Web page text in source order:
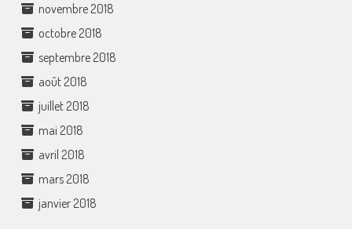
novembre 2018
octobre 2018
septembre 2018
août 2018
juillet 2018
mai 2018
avril 2018
mars 2018
janvier 2018